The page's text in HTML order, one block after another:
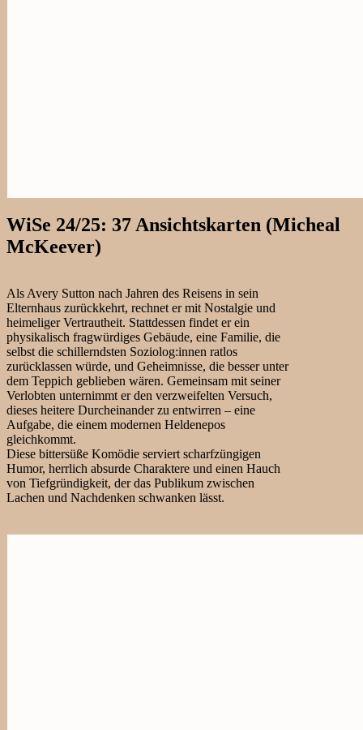
WiSe 24/25: 37 Ansichtskarten (Micheal
McKeever)
Als Avery Sutton nach Jahren des Reisens in sein
Elternhaus zurückkehrt, rechnet er mit Nostalgie und
heimeliger Vertrautheit. Stattdessen findet er ein
physikalisch fragwürdiges Gebäude, eine Familie, die
selbst die schillerndsten Soziolog:innen ratlos
zurücklassen würde, und Geheimnisse, die besser unter
dem Teppich geblieben wären. Gemeinsam mit seiner
Verlobten unternimmt er den verzweifelten Versuch,
dieses heitere Durcheinander zu entwirren – eine
Aufgabe, die einem modernen Heldenepos
gleichkommt.
Diese bittersüße Komödie serviert scharfzüngigen
Humor, herrlich absurde Charaktere und einen Hauch
von Tiefgründigkeit, der das Publikum zwischen
Lachen und Nachdenken schwanken lässt.